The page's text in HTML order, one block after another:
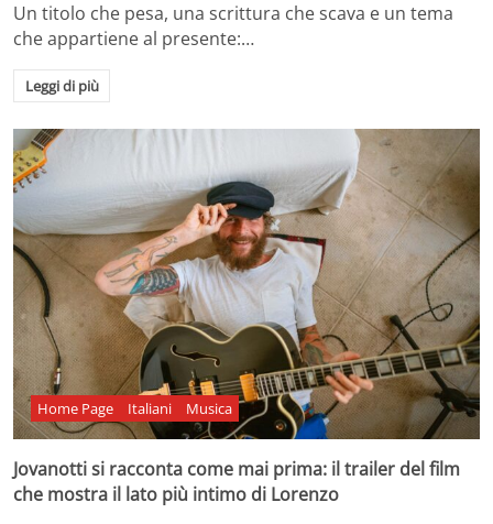
Un titolo che pesa, una scrittura che scava e un tema
che appartiene al presente:…
Leggi di più
Home Page Italiani Musica
Jovanotti si racconta come mai prima: il trailer del film
che mostra il lato più intimo di Lorenzo